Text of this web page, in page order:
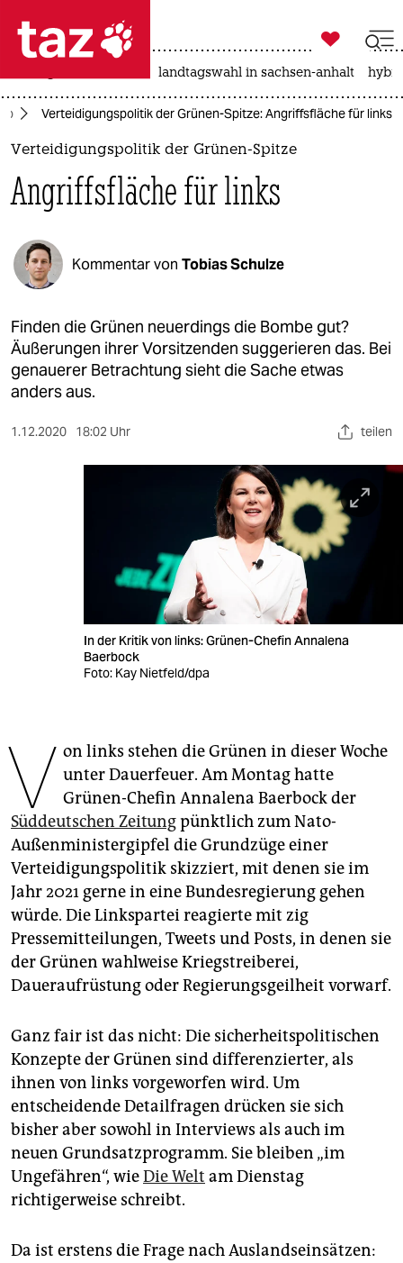
 taz zahl ich
taz zahl ich
themen
politik
öko
gesellschaft
kultur
sport
fragen & hilfe
genossenschaft
epaper login

taz zahl ich
landtagswahl in sachsen-anhalt
Verteidigungspolitik der Grünen-Spitze: Angriffsfläche für links
Verteidigungspolitik der Grünen-Spitze
Angriffsfläche für links
Kommentar von Tobias Schulze
Finden die Grünen neuerdings die Bombe gut?
Äußerungen ihrer Vorsitzenden suggerieren das. Bei
genauerer Betrachtung sieht die Sache etwas
anders aus.
1.12.2020 18:02 Uhr teilen
In der Kritik von links: Grünen-Chefin Annalena
Baerbock
Foto: Kay Nietfeld/dpa
V on links stehen die Grünen in dieser Woche
unter Dauerfeuer. Am Montag hatte
Grünen-Chefin Annalena Baerbock der
Süddeutschen Zeitungpünktlich zum Nato-
Außenministergipfel die Grundzüge einer
Verteidigungspolitik skizziert, mit denen sie im
Jahr 2021 gerne in eine Bundesregierung gehen
würde. Die Linkspartei reagierte mit zig
Pressemitteilungen, Tweets und Posts, in denen sie
der Grünen wahlweise Kriegstreiberei,
Daueraufrüstung oder Regierungsgeilheit vorwarf.
Ganz fair ist das nicht: Die sicherheitspolitischen
Konzepte der Grünen sind differenzierter, als
ihnen von links vorgeworfen wird. Um
entscheidende Detailfragen drücken sie sich
bisher aber sowohl in Interviews als auch im
neuen Grundsatzprogramm. Sie bleiben „im
Ungefähren“, wieDie Welt am Dienstag
richtigerweise schreibt.
Da ist erstens die Frage nach Aus­lands­ein­sätzen: